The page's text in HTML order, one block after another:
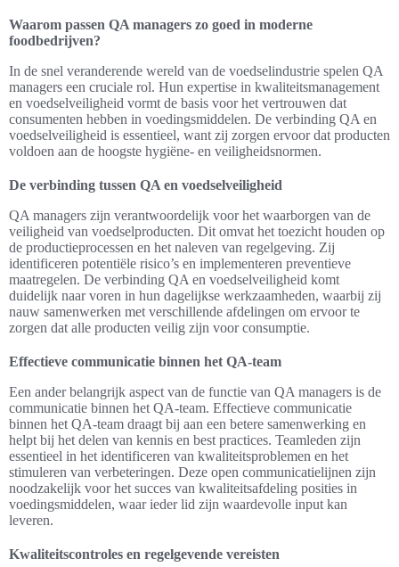
Waarom passen QA managers zo goed in moderne
foodbedrijven?
In de snel veranderende wereld van de voedselindustrie spelen QA
managers een cruciale rol. Hun expertise in kwaliteitsmanagement
en voedselveiligheid vormt de basis voor het vertrouwen dat
consumenten hebben in voedingsmiddelen. De verbinding QA en
voedselveiligheid is essentieel, want zij zorgen ervoor dat producten
voldoen aan de hoogste hygiëne- en veiligheidsnormen.
De verbinding tussen QA en voedselveiligheid
QA managers zijn verantwoordelijk voor het waarborgen van de
veiligheid van voedselproducten. Dit omvat het toezicht houden op
de productieprocessen en het naleven van regelgeving. Zij
identificeren potentiële risico’s en implementeren preventieve
maatregelen. De verbinding QA en voedselveiligheid komt
duidelijk naar voren in hun dagelijkse werkzaamheden, waarbij zij
nauw samenwerken met verschillende afdelingen om ervoor te
zorgen dat alle producten veilig zijn voor consumptie.
Effectieve communicatie binnen het QA-team
Een ander belangrijk aspect van de functie van QA managers is de
communicatie binnen het QA-team. Effectieve communicatie
binnen het QA-team draagt bij aan een betere samenwerking en
helpt bij het delen van kennis en best practices. Teamleden zijn
essentieel in het identificeren van kwaliteitsproblemen en het
stimuleren van verbeteringen. Deze open communicatielijnen zijn
noodzakelijk voor het succes van kwaliteitsafdeling posities in
voedingsmiddelen, waar ieder lid zijn waardevolle input kan
leveren.
Kwaliteitscontroles en regelgevende vereisten